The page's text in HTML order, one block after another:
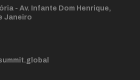
- Av. Infante Dom Henrique,
Janeiro